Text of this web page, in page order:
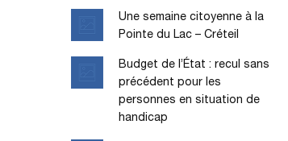
Une semaine citoyenne à la
Pointe du Lac – Créteil
Budget de l’État : recul sans
précédent pour les
personnes en situation de
handicap